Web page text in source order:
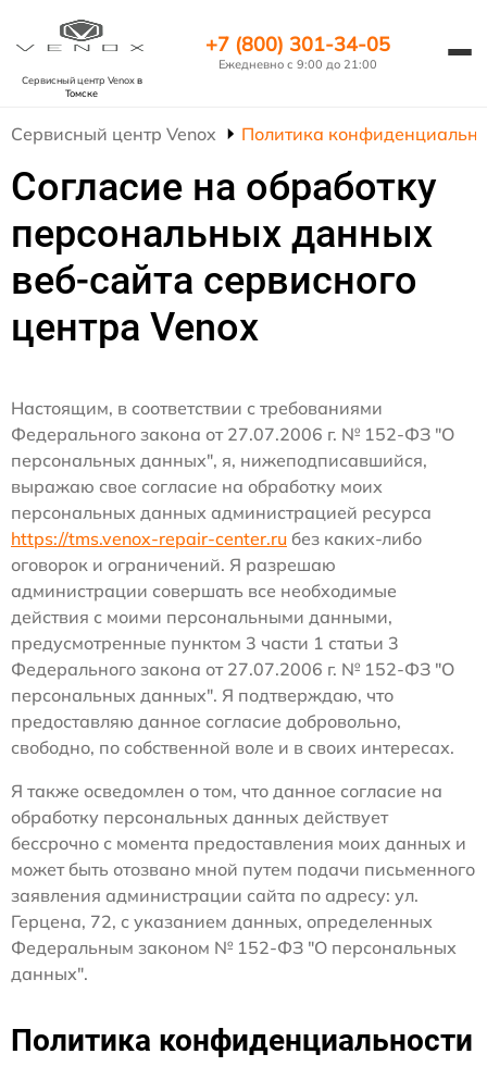
Сервисный центр Venoxв
Томске
+7 (800) 301-34-05
Ежедневно с 9:00 до 21:00
Сервисный центр Venox Политика
Согласие на обработку
персональных данных
веб-сайта сервисного
центра Venox
Настоящим, в соответствии с требованиями
Федерального закона от 27.07.2006 г. № 152-ФЗ "О
персональных данных", я, нижеподписавшийся,
выражаю свое согласие на обработку моих
персональных данных администрацией ресурса
https://tms.venox-repair-center.ru без каких-либо
оговорок и ограничений. Я разрешаю
администрации совершать все необходимые
действия с моими персональными данными,
предусмотренные пунктом 3 части 1 статьи 3
Федерального закона от 27.07.2006 г. № 152-ФЗ "О
персональных данных". Я подтверждаю, что
предоставляю данное согласие добровольно,
свободно, по собственной воле и в своих интересах.
Я также осведомлен о том, что данное согласие на
обработку персональных данных действует
бессрочно с момента предоставления моих данных и
может быть отозвано мной путем подачи письменного
заявления администрации сайта по адресу: ул.
Герцена, 72, с указанием данных, определенных
Федеральным законом № 152-ФЗ "О персональных
данных".
Политика конфиденциальности